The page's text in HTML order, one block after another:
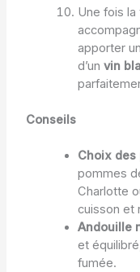
Une fois
apporter
d’un vin
Conseils
Choix des
pommes
Charlotte
cuisson et
Andouille
et
fumée.